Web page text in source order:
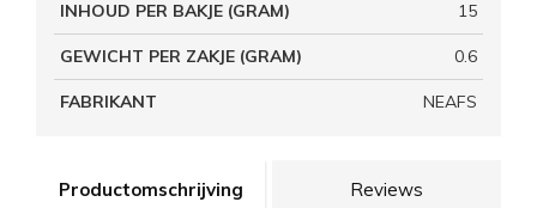
Productomschrijving Reviews
INHOUD PER BAKJE (GRAM) 15
GEWICHT PER ZAKJE (GRAM) 0.6
FABRIKANT NEAFS